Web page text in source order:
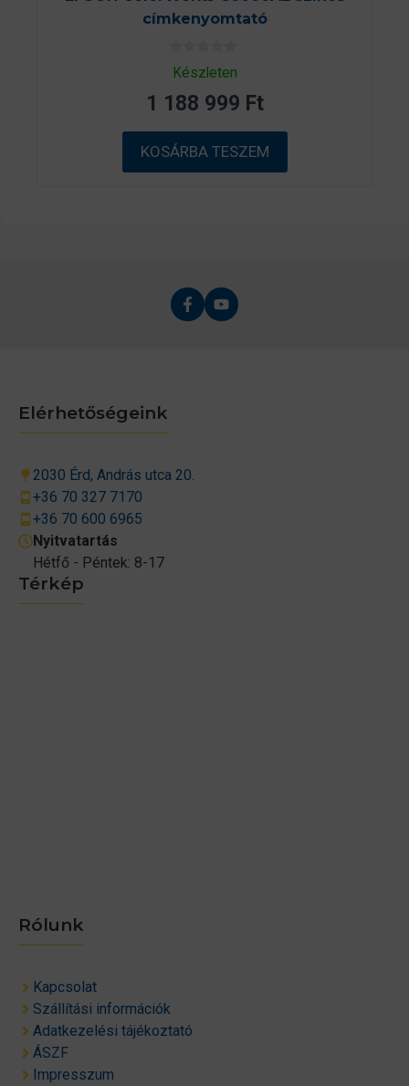
címkenyomtató
0
a
b
ő
l
Készleten
1 188 999 Ft
KOSÁRBA TESZEM
Térkép
Rólunk
Kapcsolat
Szállítási információk
Adatkezelési tájékoztató
ÁSZF
Impresszum
Elérhetőségeink
2030 Érd, András utca 20.
+36 70 327 7170
+36 70 600 6965
Nyitvatartás
Hétfő - Péntek: 8-17